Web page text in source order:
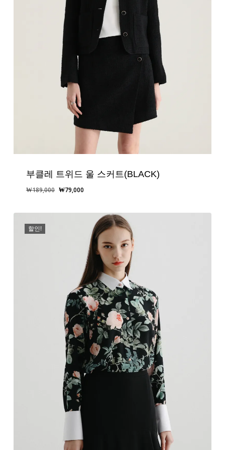
부클레 트위드 울 스커트(BLACK)
₩189,000 원
가
₩79,000현
가
₩79,000.
할인!